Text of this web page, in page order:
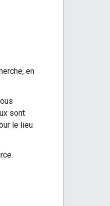
en
sont
le lieu